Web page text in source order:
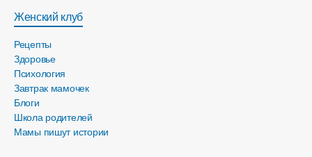
Женский клуб
Рецепты
Здоровье
Психология
Завтрак мамочек
Блоги
Школа родителей
Мамы пишут истории